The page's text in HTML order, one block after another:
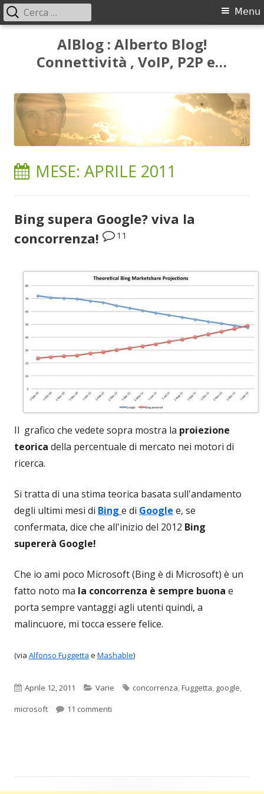
contenuto
AlBlog : Alberto Blog!
Connettività , VoIP, P2P e…
Menu
principale
Menu
Ricerca
per:
MESE: APRILE 2011
Bing supera Google? viva la
concorrenza!
11
Il grafico che vedete sopra mostra la proiezione
teorica della percentuale di mercato nei motori di
ricerca.
Si tratta di una stima teorica basata sull'andamento
degli ultimi mesi di Bing e di Google e, se
confermata, dice che all'inizio del 2012 Bing
supererà Google!
Che io ami poco Microsoft (Bing è di Microsoft) è un
fatto noto ma la concorrenza è sempre buona e
porta sempre vantaggi agli utenti quindi, a
malincuore, mi tocca essere felice.
(via Alfonso Fuggetta e Mashable)
Pubblicato
Aprile 12, 2011 Categorie
Varie Tag
concorrenza,Fuggetta, google,
microsoft
11 commenti